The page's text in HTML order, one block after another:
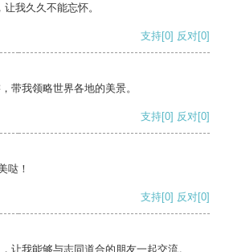
我久久不能忘怀。
支持[0] 反对[0]
带我领略世界各地的美景。
支持[0] 反对[0]
哒！
支持[0] 反对[0]
让我能够与志同道合的朋友一起交流。